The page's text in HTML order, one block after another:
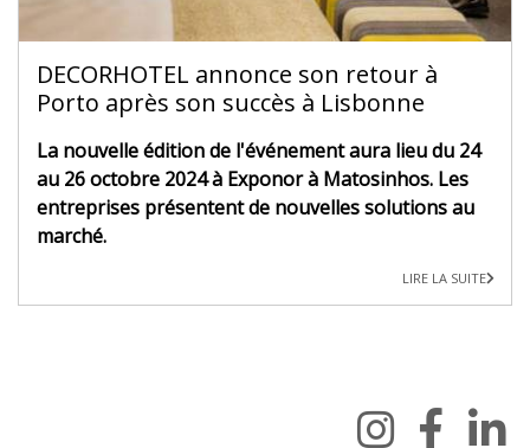
DECORHOTEL annonce son retour à
Porto après son succès à Lisbonne
La nouvelle édition de l'événement aura lieu du 24
au 26 octobre 2024 à Exponor à Matosinhos. Les
entreprises présentent de nouvelles solutions au
marché.
LIRE LA SUITE